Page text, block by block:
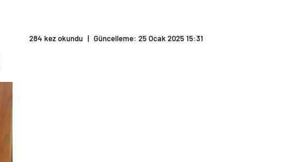
284 kez okundu | Güncelleme: 25 Ocak 2025 15:31